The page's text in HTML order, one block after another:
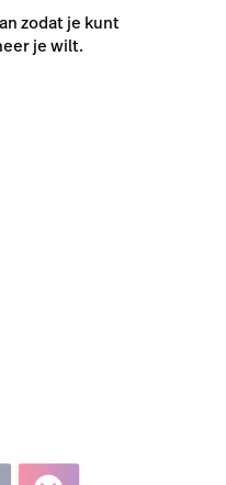
zodat je kunt
je wilt.